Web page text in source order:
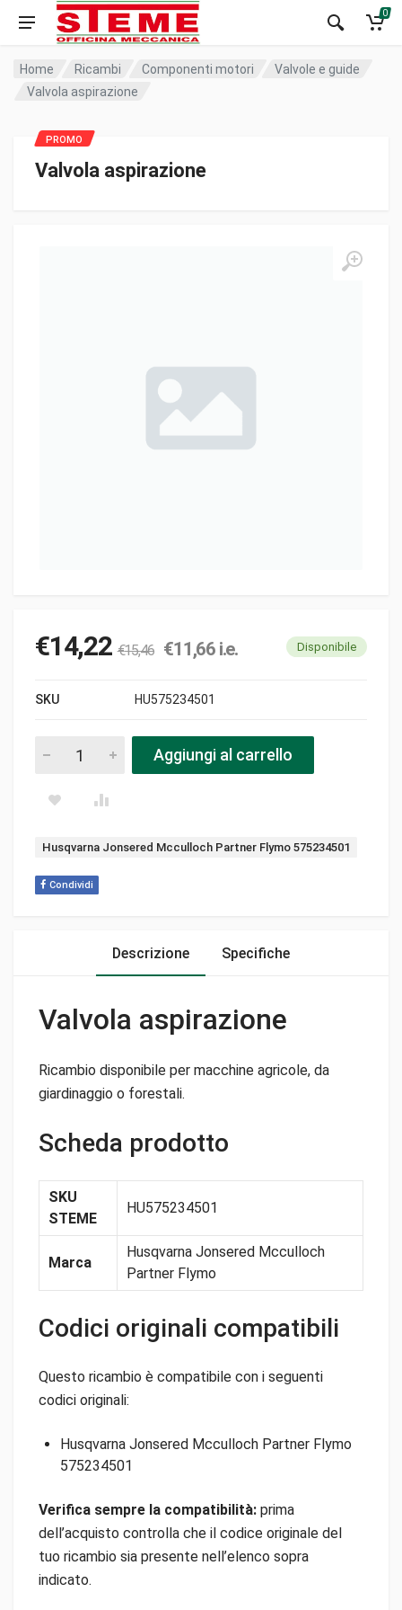
0
Home Ricambi Componenti motori
Valvole e guide
Valvola aspirazione
Valvola aspirazione
€14,22 €15,46 €11,66 i.e. Disponibile
SKU HU575234501
Valvola aspirazione pezziAggiungi al carrello
Tag:
Husqvarna Jonsered Mcculloch Partner Flymo 575234501
Condividi
Descrizione Specifiche
Valvola aspirazione
Ricambio disponibile per macchine agricole, da
giardinaggio o forestali.
Scheda prodotto
SKU
STEME
HU575234501
Marca
Husqvarna Jonsered Mcculloch
Partner Flymo
Codici originali compatibili
Questo ricambio è compatibile con i seguenti
codici originali:
Husqvarna Jonsered Mcculloch Partner Flymo
575234501
Verifica sempre la compatibilità: prima
dell’acquisto controlla che il codice originale del
tuo ricambio sia presente nell’elenco sopra
indicato.